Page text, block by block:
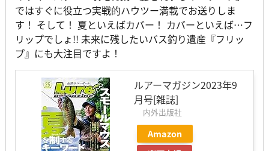
ではすぐに役立つ実戦的ハウツー満載でお送りしま
す！ そして！ 夏といえばカバー！ カバーといえば…フ
リップでしょ!! 未来に残したいバス釣り遺産『フリッ
プ』にも大注目ですよ！
ルアーマガジン2023年9
月号[雑誌]
内外出版社
Amazon